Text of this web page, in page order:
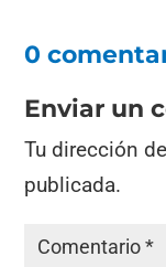
0
Enviar un
Tu dirección
publicada.